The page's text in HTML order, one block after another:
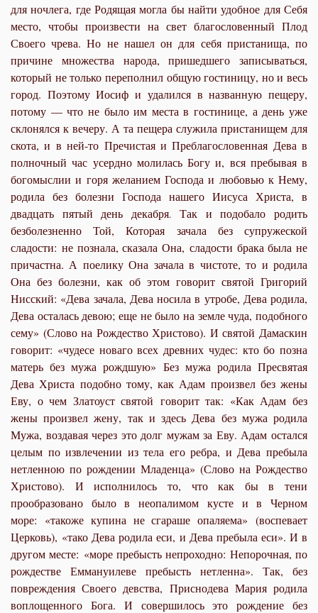
для ночлега, где Родящая могла бы найти удобное для Себя
место, чтобы произвести на свет благословенный Плод
Своего чрева. Но не нашел он для себя пристанища, по
причине множества народа, пришедшего записываться,
который не только переполнил общую гостиницу, но и весь
город. Поэтому Иосиф и удалился в названную пещеру,
потому — что не было им места в гостинице, а день уже
склонялся к вечеру. А та пещера служила пристанищем для
скота, и в ней-то Пречистая и Преблагословенная Дева в
полночный час усердно молилась Богу и, вся пребывая в
богомыслии и горя желанием Господа и любовью к Нему,
родила без болезни Господа нашего Иисуса Христа, в
двадцать пятый день декабря. Так и подобало родить
безболезненно Той, Которая зачала без супружеской
сладости: не познала, сказала Она, сладости брака была не
причастна. А поелику Она зачала в чистоте, то и родила
Она без болезни, как об этом говорит святой Григорий
Нисский: «Дева зачала, Дева носила в утробе, Дева родила,
Дева осталась девою; еще не было на земле чуда, подобного
сему» (Слово на Рождество Христово). И святой Дамаскин
говорит: «чудесе новаго всех древних чудес: кто бо позна
матерь без мужа рождшую» Без мужа родила Пресвятая
Дева Христа подобно тому, как Адам произвел без жены
Еву, о чем Златоуст святой говорит так: «Как Адам без
жены произвел жену, так и здесь Дева без мужа родила
Мужа, воздавая через это долг мужам за Еву. Адам остался
целым по извлечении из тела его ребра, и Дева пребыла
нетленною по рождении Младенца» (Слово на Рождество
Христово). И исполнилось то, что как бы в тени
прообразовано было в неопалимом кусте и в Черном
море: «такоже купина не сгараше опаляема» (воспевает
Церковь), «тако Дева родила еси, и Дева пребыла еси». И в
другом месте: «море пребысть непроходно: Непорочная, по
рождестве Еммануилеве пребысть нетленна». Так, без
повреждения Своего девства, Приснодева Мария родила
воплощенного Бога. И совершилось это рождение без